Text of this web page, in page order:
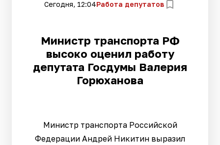
Сегодня, 12:04Работа депутатов
Министр транспорта РФ
высоко оценил работу
депутата Госдумы Валерия
Горюханова
Министр транспорта Российской
Федерации Андрей Никитин выразил